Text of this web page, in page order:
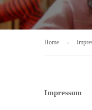
Home
Impressum